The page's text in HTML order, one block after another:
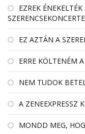
EZREK
EZ AZTÁN A
ERRE KÖLTENÉM
NEM TUDOK
A ZENEEXPRESSZ
MONDD MEG,